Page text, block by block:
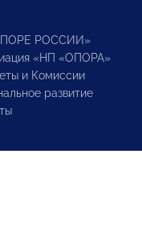
РОССИИ»
«НП «ОПОРА»
и Комиссии
развитие